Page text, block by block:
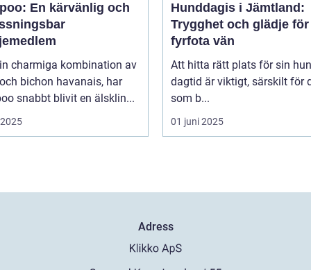
En kärvänlig och
charmiga kombination av
bichon havanais, har
snabbt blivit en älsklin...
Hunddagis i Jämtland:
Trygghet och glädje
fyrfota vän
Att hitta rätt plats för sin
dagtid är viktigt, särskilt för
som b...
01 juni 2025
Adress